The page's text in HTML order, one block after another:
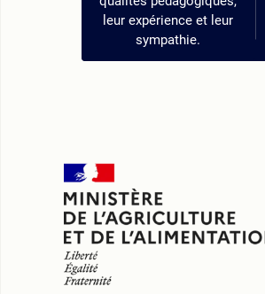
leur expérience et leur
sympathie.